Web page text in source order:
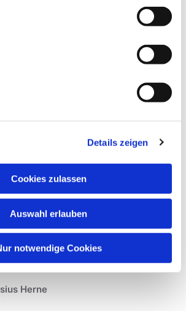
Details zeigen
Cookies zulassen
Auswahl erlauben
notwendige Cookies
Herne